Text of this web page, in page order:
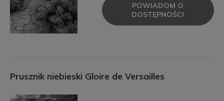
POWIADOM O
DOSTĘPNOŚCI
Prusznik niebieski Gloire de Versailles